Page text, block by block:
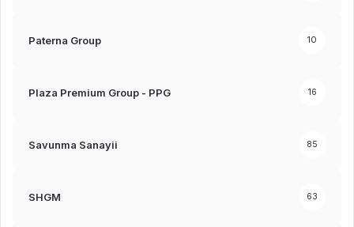
Paterna Group 10
Plaza Premium Group - PPG 16
Savunma Sanayii 85
SHGM 63